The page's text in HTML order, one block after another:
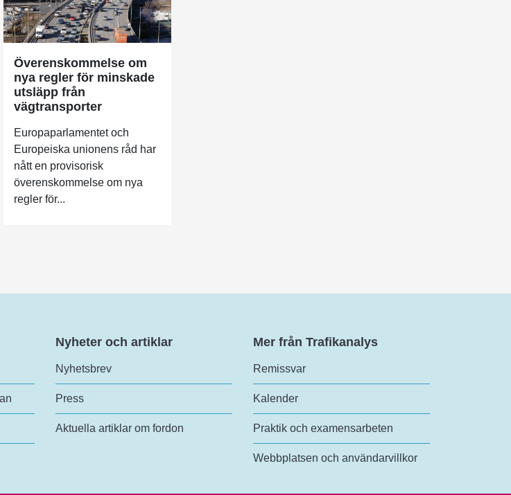
Överenskommelse om
nya regler för minskade
utsläpp från
vägtransporter
Europaparlamentet och
Europeiska unionens råd har
nått en provisorisk
överenskommelse om nya
regler för...
Nyheter och artiklar
Nyhetsbrev
Press
Aktuella artiklar om fordon
Mer från Trafikanalys
Remissvar
Kalender
Praktik och examensarbeten
Webbplatsen och användarvillkor